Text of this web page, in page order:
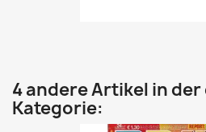
4 andere Artikel in
Kategorie: